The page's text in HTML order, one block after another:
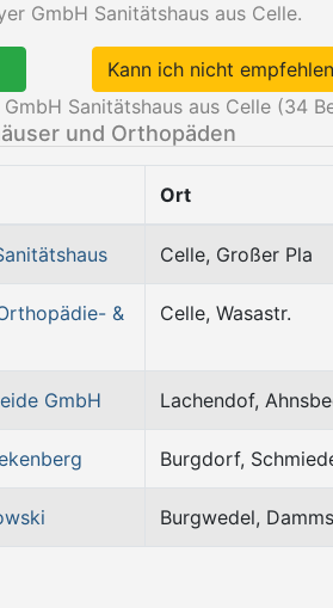
GmbH Sanitätshaus aus Celle.
Kann ich nicht
Sanitätshaus aus Celle (34
und Orthopäden
Ort
Celle, Großer Pla
&
Celle, Wasastr.
GmbH Lachendof,
Burgdorf,
Burgwedel,